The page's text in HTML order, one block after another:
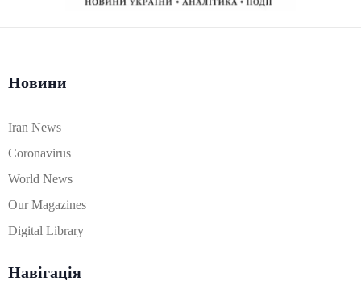
Новини
Iran News
Coronavirus
World News
Our Magazines
Digital Library
Навігація